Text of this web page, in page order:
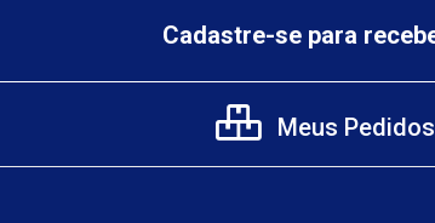
Cadastre-se para
Meus Pedidos